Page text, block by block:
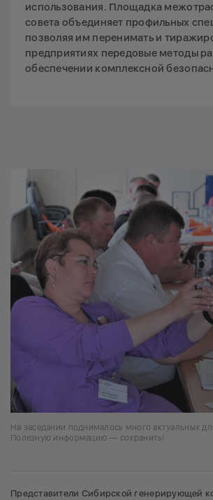
использования. Площадка
совета объединяет профильных
позволяя им перенимать и
предприятиях передовые методы
обеспечении комплексной
На заседании поднималось много актуальных
Полезную информацию — сохранить!
Представители Сибирской генерирующей